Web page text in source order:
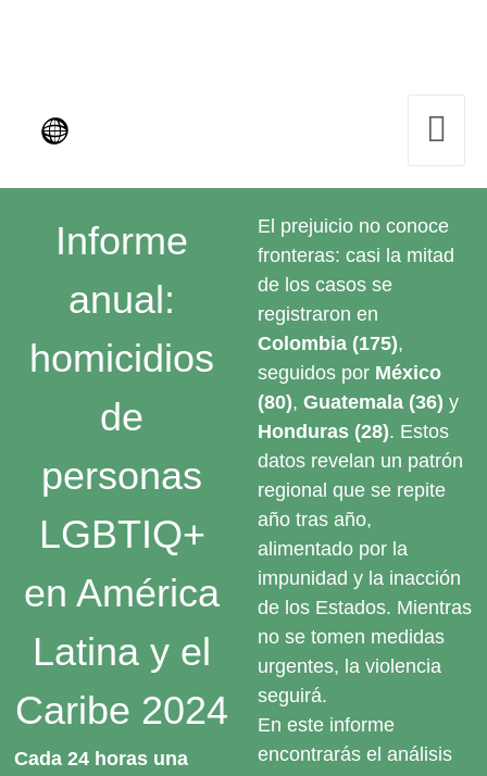
Informe
anual:
homicidios
de
personas
LGBTIQ+
en América
Latina y el
Caribe 2024
Cada 24 horas una
El prejuicio no conoce
fronteras: casi la mitad
de los casos se
registraron en
Colombia (175),
seguidos por México
(80),Guatemala (36) y
Honduras (28). Estos
datos revelan un patrón
regional que se repite
año tras año,
alimentado por la
impunidad y la inacción
de los Estados. Mientras
no se tomen medidas
urgentes, la violencia
seguirá.
En este informe
encontrarás el análisis